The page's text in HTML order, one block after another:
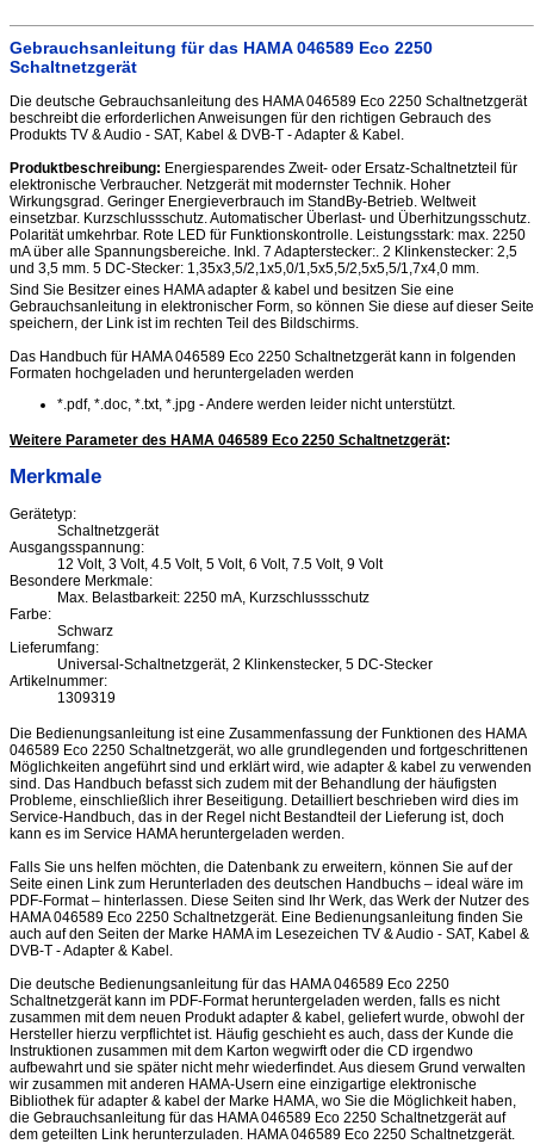
Gebrauchsanleitung für das HAMA 046589 Eco 2250
Schaltnetzgerät
Die deutsche Gebrauchsanleitung des HAMA 046589 Eco 2250 Schaltnetzgerät
beschreibt die erforderlichen Anweisungen für den richtigen Gebrauch des
Produkts TV & Audio - SAT, Kabel & DVB-T - Adapter & Kabel.
Produktbeschreibung: Energiesparendes Zweit- oder Ersatz-Schaltnetzteil für
elektronische Verbraucher. Netzgerät mit modernster Technik. Hoher
Wirkungsgrad. Geringer Energieverbrauch im StandBy-Betrieb. Weltweit
einsetzbar. Kurzschlussschutz. Automatischer Überlast- und Überhitzungsschutz.
Polarität umkehrbar. Rote LED für Funktionskontrolle. Leistungsstark: max. 2250
mA über alle Spannungsbereiche. Inkl. 7 Adapterstecker:. 2 Klinkenstecker: 2,5
und 3,5 mm. 5 DC-Stecker: 1,35x3,5/2,1x5,0/1,5x5,5/2,5x5,5/1,7x4,0 mm.
Sind Sie Besitzer eines HAMA adapter & kabel und besitzen Sie eine
Gebrauchsanleitung in elektronischer Form, so können Sie diese auf dieser Seite
speichern, der Link ist im rechten Teil des Bildschirms.
Das Handbuch für HAMA 046589 Eco 2250 Schaltnetzgerät kann in folgenden
Formaten hochgeladen und heruntergeladen werden
*.pdf, *.doc, *.txt, *.jpg - Andere werden leider nicht unterstützt.
Weitere Parameter des HAMA 046589 Eco 2250 Schaltnetzgerät:
Merkmale
Gerätetyp:
Schaltnetzgerät
Ausgangsspannung:
12 Volt, 3 Volt, 4.5 Volt, 5 Volt, 6 Volt, 7.5 Volt, 9 Volt
Besondere Merkmale:
Max. Belastbarkeit: 2250 mA, Kurzschlussschutz
Farbe:
Schwarz
Lieferumfang:
Universal-Schaltnetzgerät, 2 Klinkenstecker, 5 DC-Stecker
Artikelnummer:
1309319
Die Bedienungsanleitung ist eine Zusammenfassung der Funktionen des HAMA
046589 Eco 2250 Schaltnetzgerät, wo alle grundlegenden und fortgeschrittenen
Möglichkeiten angeführt sind und erklärt wird, wie adapter & kabel zu verwenden
sind. Das Handbuch befasst sich zudem mit der Behandlung der häufigsten
Probleme, einschließlich ihrer Beseitigung. Detailliert beschrieben wird dies im
Service-Handbuch, das in der Regel nicht Bestandteil der Lieferung ist, doch
kann es im Service HAMA heruntergeladen werden.
Falls Sie uns helfen möchten, die Datenbank zu erweitern, können Sie auf der
Seite einen Link zum Herunterladen des deutschen Handbuchs – ideal wäre im
PDF-Format – hinterlassen. Diese Seiten sind Ihr Werk, das Werk der Nutzer des
HAMA 046589 Eco 2250 Schaltnetzgerät. Eine Bedienungsanleitung finden Sie
auch auf den Seiten der Marke HAMA im Lesezeichen TV & Audio - SAT, Kabel &
DVB-T - Adapter & Kabel.
Die deutsche Bedienungsanleitung für das HAMA 046589 Eco 2250
Schaltnetzgerät kann im PDF-Format heruntergeladen werden, falls es nicht
zusammen mit dem neuen Produkt adapter & kabel, geliefert wurde, obwohl der
Hersteller hierzu verpflichtet ist. Häufig geschieht es auch, dass der Kunde die
Instruktionen zusammen mit dem Karton wegwirft oder die CD irgendwo
aufbewahrt und sie später nicht mehr wiederfindet. Aus diesem Grund verwalten
wir zusammen mit anderen HAMA-Usern eine einzigartige elektronische
Bibliothek für adapter & kabel der Marke HAMA, wo Sie die Möglichkeit haben,
die Gebrauchsanleitung für das HAMA 046589 Eco 2250 Schaltnetzgerät auf
dem geteilten Link herunterzuladen. HAMA 046589 Eco 2250 Schaltnetzgerät.